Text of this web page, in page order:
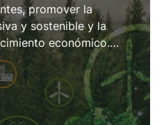
promover la
y sostenible y la
económico.
a ello las
sostenibles y